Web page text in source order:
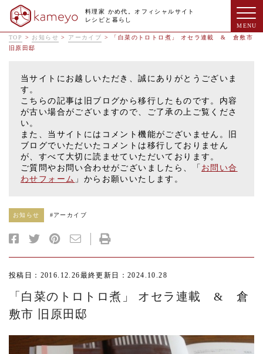
料理家 かめ代。オフィシャルサイト
レシピと暮らし
TOP > お知らせ > アーカイブ >
「白菜のトロトロ煮」 オセラ連載 & 倉敷市
旧原田邸
当サイトにお越しいただき、誠にありがとうございま
す。
こちらの記事は旧ブログから移行したものです。内容
が古い場合がございますので、ご了承の上ご覧くださ
い。
また、当サイトにはコメント機能がございません。旧
ブログでいただいたコメントは移行しておりません
が、すべて大切に読ませていただいております。
ご質問やお問い合わせがございましたら、「 お問い合
わせフォーム 」からお願いいたします。
お知らせ #アーカイブ
投稿日：2016.12.26最終更新日：2024.10.28
「白菜のトロトロ煮」 オセラ連載 & 倉
敷市 旧原田邸